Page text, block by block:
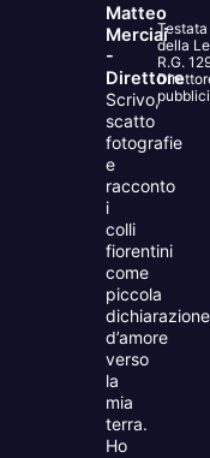
Matteo
Merciai
-
Direttore
Scrivo,
scatto
fotografie
e
racconto
i
colli
fiorentini
come
piccola
dichiarazione
d’amore
verso
la
mia
terra.
Ho
della
R.G.